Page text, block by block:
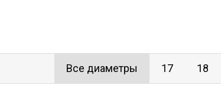
Все диаметры 17 18